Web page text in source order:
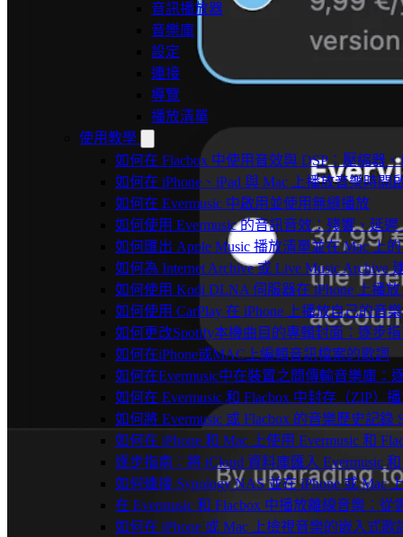
音訊播放器
音樂庫
設定
連接
導覽
播放清單
使用教學
如何在 Flacbox 中使用音效與 DSP：壓縮器
如何在 iPhone、iPad 與 Mac 上播放音樂時開
如何在 Evermusic 中啟用並使用無縫播放
如何使用 Evermusic 的音訊音效：殘響、延
如何匯出 Apple Music 播放清單並在 Mac 上
如何為 Internet Archive 或 Live Music Archive
如何使用 Kodi DLNA 伺服器在 iPhone 上播
如何使用 CarPlay 在 iPhone 上播放自己的音樂
如何更改Spotify本機曲目的專輯封面：逐步
如何在iPhone或MAC上編輯音訊檔案的歌詞
如何在Evermusic中在裝置之間傳輸音樂庫：
如何在 Evermusic 和 Flacbox 中封存（ZIP
如何將 Evermusic 或 Flacbox 的音樂歷史記錄
如何在 iPhone 和 Mac 上使用 Evermusic 和
逐步指南：將 iCloud 資料庫匯入 Evermusic 和
如何連接 Synology NAS 並在 iPhone 或 Mac
在 Evermusic 和 Flacbox 中播放離線音樂：
如何在 iPhone 或 Mac 上檢視音樂的嵌入式